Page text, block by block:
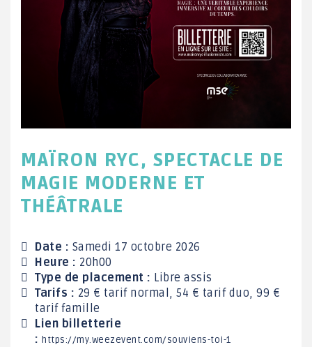
MAÏRON RYC, SPECTACLE DE
MAGIE MODERNE ET
THÉÂTRALE
Date : Samedi 17 octobre 2026
Heure : 20h00
Type de placement : Libre assis
Tarifs : 29 € tarif normal, 54 € tarif duo, 99 €
tarif famille
Lien billetterie
: https://my.weezevent.com/souviens-toi-1